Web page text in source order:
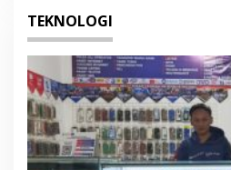
TEKNOLOGI